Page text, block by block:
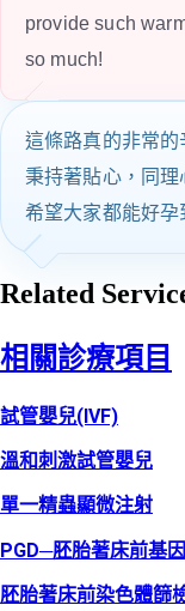
provide such
so much!
這條路真的非常
秉持著貼心，同理
希望大家都能好孕
Related
相關診療項目
試管嬰兒(IVF)
溫和刺激試管嬰兒
單一精蟲顯微注射
PGD─胚胎著床前基
胚胎著床前染色體篩